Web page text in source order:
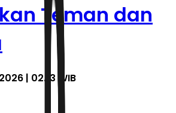
Teman dan
| 02.13 WIB